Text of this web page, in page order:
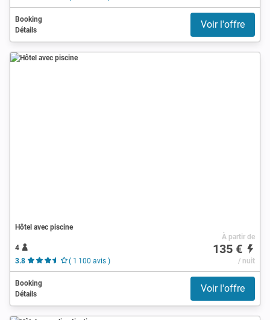
Booking
Détails
Voir l'offre
Hôtel avec piscine
4
3.8
( 1 100 avis )
À partir de
135 €
/ nuit
Booking
Détails
Voir l'offre